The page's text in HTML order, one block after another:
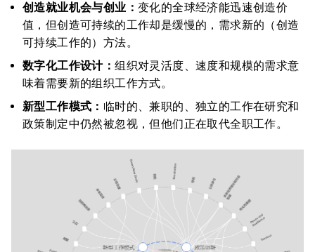
创造就业机会与创业： 变化的全球经济能迅速创造价
值，但创造可持续的工作却是缓慢的，需求新的（创造
可持续工作的）方法。
数字化工作设计：组织对灵活度、速度和规模的需求意
味着需要新的组织工作方式。
新型工作模式： 临时的、兼职的、独立的工作在研究和
政策制定中仍然被忽视，但他们正在取代全职工作。